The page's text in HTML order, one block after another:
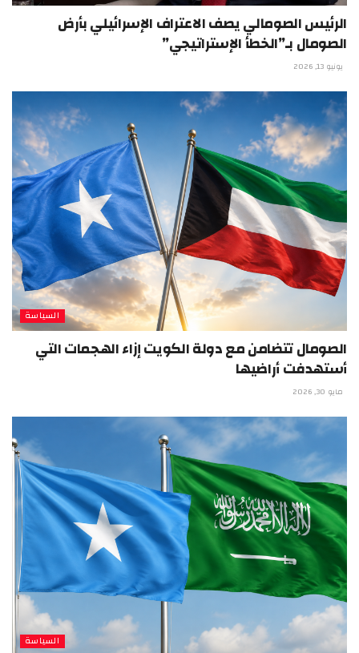
الرئيس الصومالي يصف الاعتراف الإسرائيلي بأرض
الصومال بـ”الخطأ الإستراتيجي”
يونيو 13, 2026
السياسة
الصومال تتضامن مع دولة الكويت إزاء الهجمات التي
أستهدفت أراضيها
مايو 30, 2026
السياسة